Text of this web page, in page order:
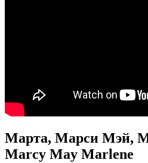
Марта, Марси Мэй,
Marcy May Marlene